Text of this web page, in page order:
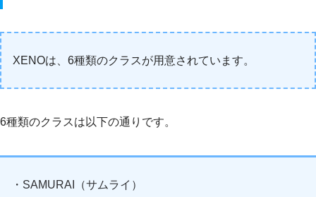
XENOは、6種類のクラスが用意されています。
6種類のクラスは以下の通りです。
・SAMURAI（サムライ）